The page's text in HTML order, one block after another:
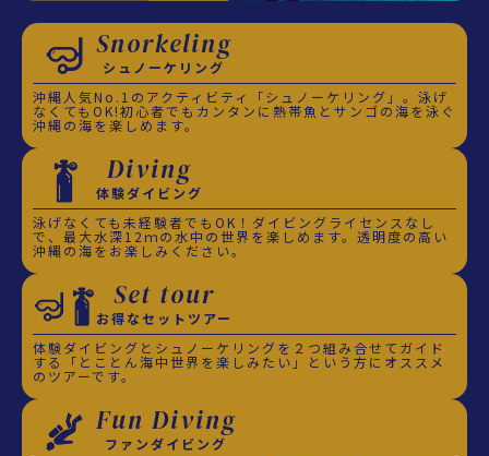
Snorkeling
シュノーケリング
沖縄人気No.1のアクティビティ「シュノーケリング」。泳げ
なくてもOK!初心者でもカンタンに熱帯魚とサンゴの海を泳ぐ
沖縄の海を楽しめます。
Diving
体験ダイビング
泳げなくても未経験者でもOK！ダイビングライセンスなし
で、最大水深12ｍの水中の世界を楽しめます。透明度の高い
沖縄の海をお楽しみください。
Set tour
お得なセットツアー
体験ダイビングとシュノーケリングを２つ組み合せてガイド
する「とことん海中世界を楽しみたい」という方にオススメ
のツアーです。
Fun Diving
ファンダイビング